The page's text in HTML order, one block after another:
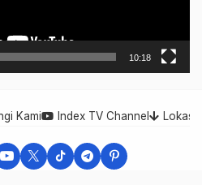
10:18
Kami Index TV Channel Lokasi